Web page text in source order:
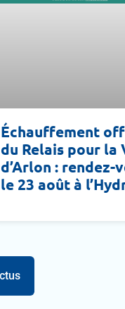
Échauffement
du Relais pour la
d’Arlon : rendez-
le 23 août à